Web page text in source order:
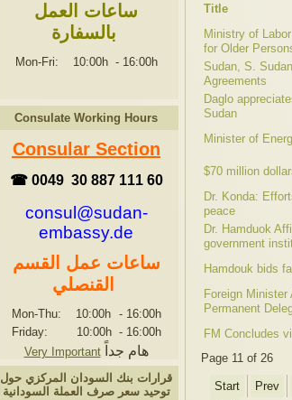
ساعات العمل
بالسفارة
Mon-Fri: 10:00h - 16:00h
Consulate Working Hours
Consular Section
☎ 0049 30 887 111 60
consul@sudan-
embassy.de
ساعات عمل القسم
القنصلي
Mon-Thu: 10:00h - 16:00h
Friday: 10:00h - 16:00h
Very Important
هام جداً
قرارات بنك السودان المركزي حول
توحيد سعر صرف العملة السودانية
Title
Ministry of
for Older
Sudan, S.
Agreements
Daglo
Sudan
Minister of
$70 million
Dr. Konda:
peace
Dr. Hamduok
government
Hamdouk bids
Foreign
Permanent
FM Concludes
Page 11 of 26
Start Prev